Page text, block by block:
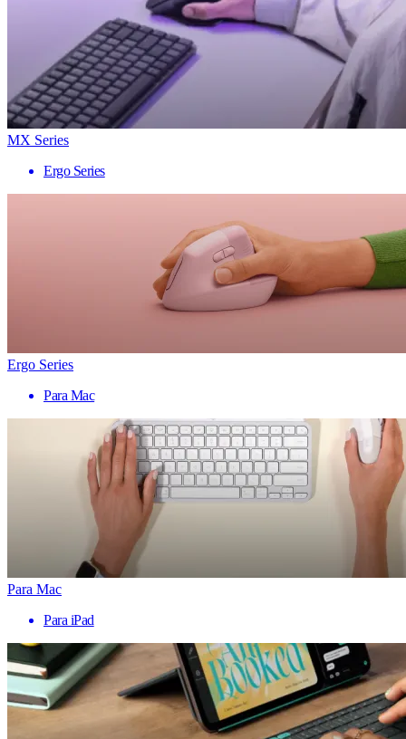
MX Series
Ergo Series
Ergo Series
Para Mac
Para Mac
Para iPad